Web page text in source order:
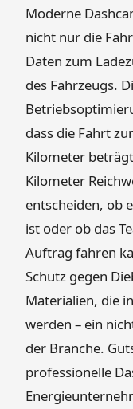
Moderne
nicht nur die
Daten zum
des Fahrzeugs.
dass die Fahrt
Kilometer
Kilometer
entscheiden, ob
ist oder ob das
Auftrag fahren
Schutz gegen
Materialien, die
werden – ein
der Branche.
professionelle